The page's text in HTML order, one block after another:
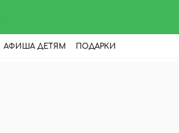
АФИША ДЕТЯМ ПОДАРКИ